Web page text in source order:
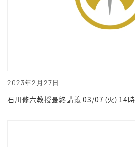
2023年2月27日
石川修六教授最終講義 03/07（火）14時